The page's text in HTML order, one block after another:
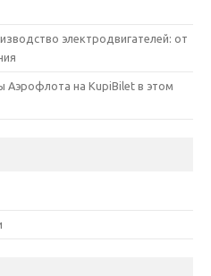
электродвигателей: от
Аэрофлота на KupiBilet в этом